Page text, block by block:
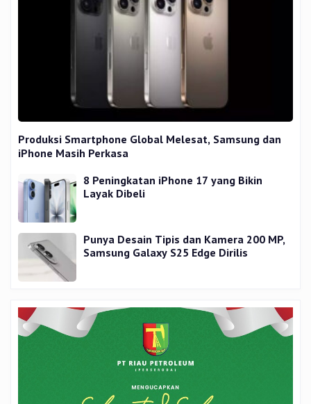
Produksi Smartphone Global Melesat, Samsung dan
iPhone Masih Perkasa
8 Peningkatan iPhone 17 yang Bikin
Layak Dibeli
Punya Desain Tipis dan Kamera 200 MP,
Samsung Galaxy S25 Edge Dirilis